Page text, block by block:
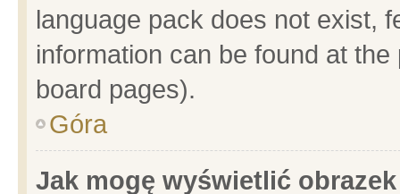
language pack does not exist,
information can be found at
board pages).
Góra
Jak mogę wyświetlić